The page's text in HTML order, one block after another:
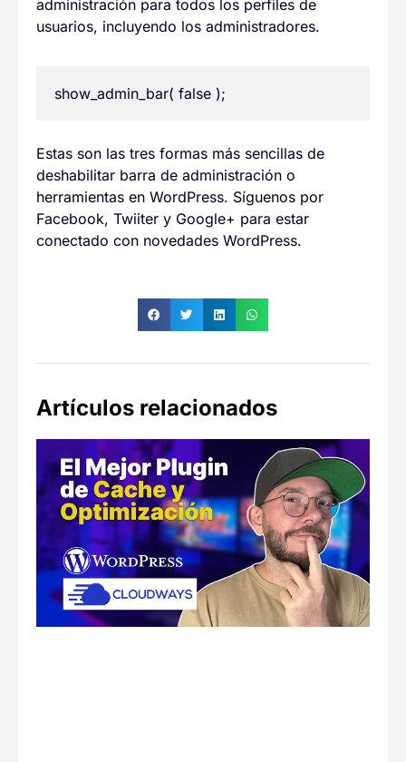
administración para todos los perfiles de
usuarios, incluyendo los administradores.
show_admin_bar( false );
Estas son las tres formas más sencillas de
deshabilitar barra de administración o
herramientas en WordPress. Síguenos por
Facebook, Twiiter y Google+ para estar
conectado con novedades WordPress.
Artículos relacionados